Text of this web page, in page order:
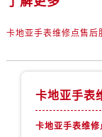
卡地亚手表维修点售后
卡地亚手表
卡地亚手表维